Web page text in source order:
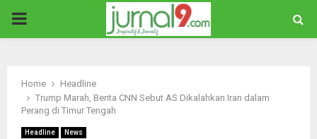
PRIMARY
Home
Headline
Trump Marah, Berita CNN Sebut AS Dikalahkan Iran dalam
Perang di Timur Tengah
Headline News